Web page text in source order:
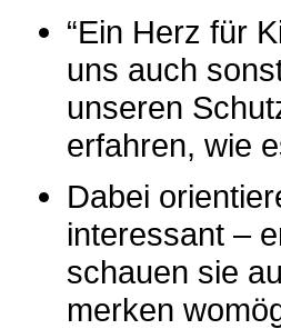
“Ein Herz für
uns auch
unseren
erfahren, wie
Dabei
interessant –
schauen sie
merken